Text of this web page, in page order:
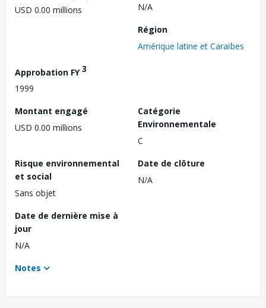
USD 0.00 millions
N/A
Région
Amérique latine et Caraïbes
Approbation FY3
1999
Montant engagé
USD 0.00 millions
Catégorie
Environnementale
C
Risque environnemental
et social
Sans objet
Date de clôture
N/A
Date de dernière mise à
jour
N/A
Notes